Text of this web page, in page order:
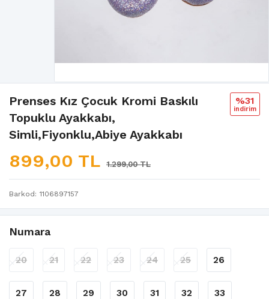
Prenses Kız Çocuk Kromi Baskılı
Topuklu Ayakkabı,
Simli,Fiyonklu,Abiye Ayakkabı
899,00 TL 1.299,00 TL
%31
i̇ndi̇ri̇m
Barkod 1106897157
Numara
20 21 22 23 24 25 26
27 28 29 30 31 32 33